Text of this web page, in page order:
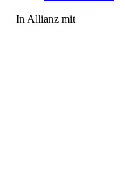
In Allianz mit